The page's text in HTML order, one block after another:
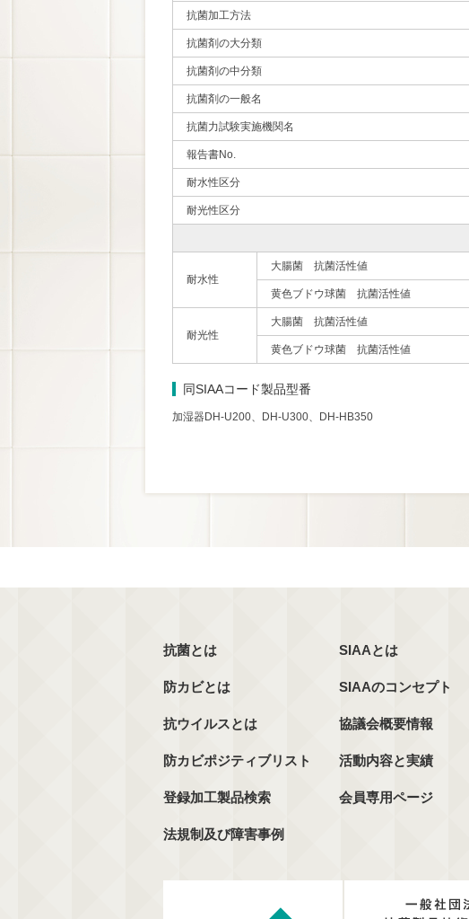
抗菌加工方法
抗菌剤の大分類
抗菌剤の中分類
抗菌剤の一般名
抗菌力試験実施機関名
報告書No.
耐水性区分
耐光性区分
耐水性
大腸菌 抗菌活性値
黄色ブドウ球菌 抗菌活性値
耐光性
大腸菌 抗菌活性値
黄色ブドウ球菌 抗菌活性値
同SIAAコード製品型番
加湿器DH-U200、DH-U300、DH-HB350
抗菌とは
防カビとは
抗ウイルスとは
防カビポジティブリスト
登録加工製品検索
法規制及び障害事例
SIAAとは
SIAAのコンセプト
協議会概要情報
活動内容と実績
会員専用ページ